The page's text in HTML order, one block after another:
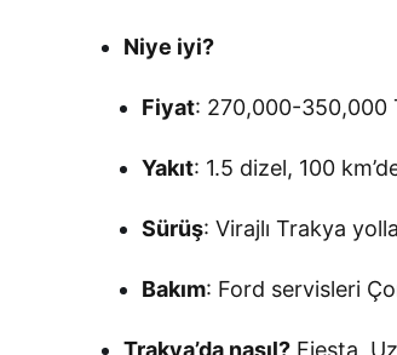
Niye iyi?
Fiyat: 270,000-350,000
Yakıt: 1.5 dizel, 100
Sürüş: Virajlı Trakya
Bakım: Ford servisleri
Trakya’da nasıl? Fiesta,